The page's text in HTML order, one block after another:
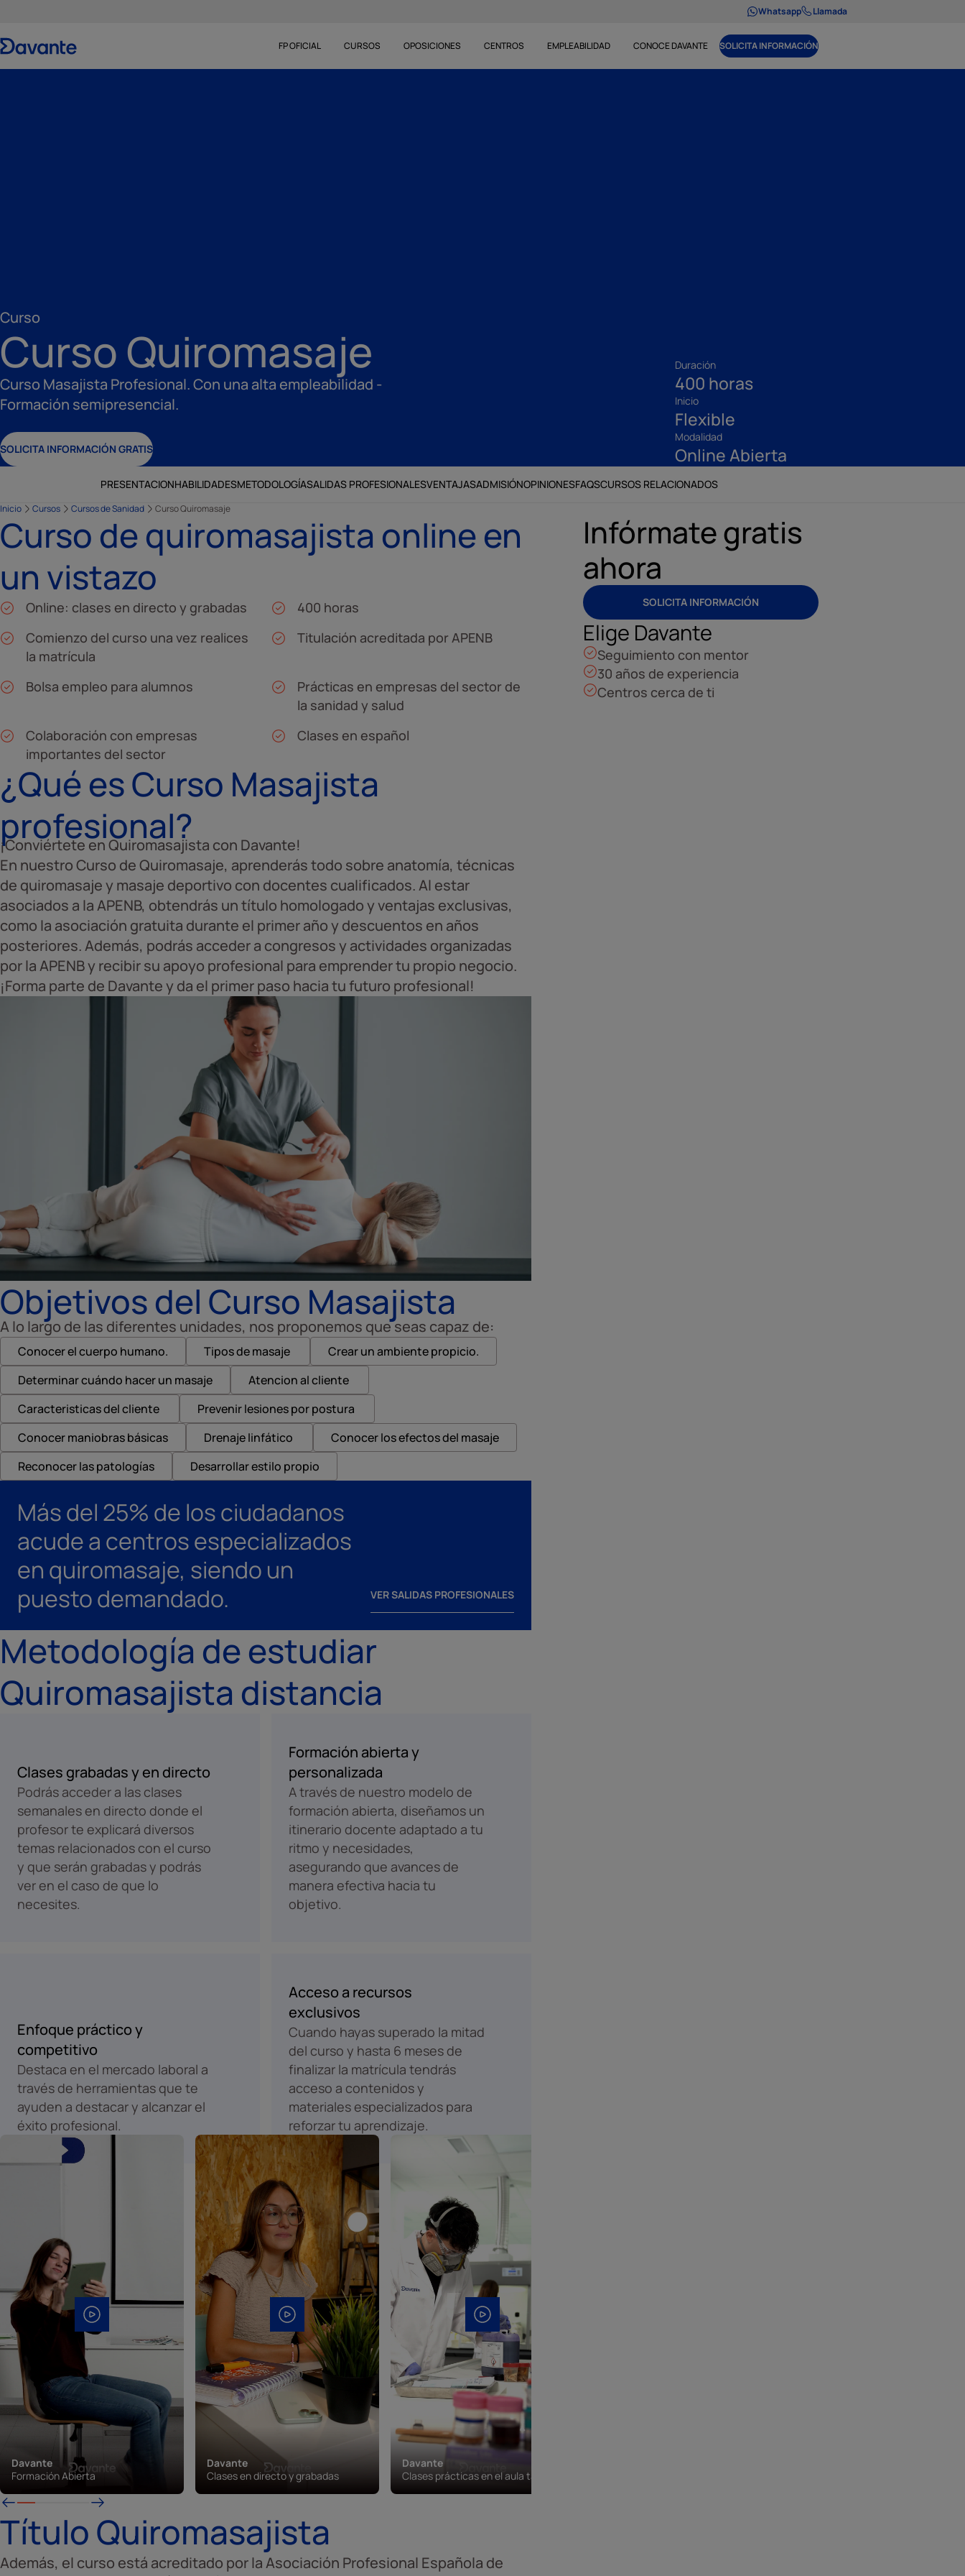
Whatsapp Llamada
FP OFICIAL CURSOS OPOSICIONES CENTROS EMPLEABILIDAD CONOCE DAVANTE SOLICITA INFORMACIÓN
Curso
Curso Quiromasaje
Curso Masajista Profesional. Con una alta empleabilidad -
Formación semipresencial.
SOLICITA INFORMACIÓN GRATIS
Duración
400 horas
Inicio
Flexible
Modalidad
Online Abierta
PRESENTACIONHABILIDADESMETODOLOGÍASALIDAS PROFESIONALESVENTAJASADMISIÓNOPINIONESFAQSCURSOS RELACIONADOS
Inicio Cursos Cursos de Sanidad Curso Quiromasaje
Curso de quiromasajista online en
un vistazo
Online: clases en directo y grabadas
400 horas
Comienzo del curso una vez realices
la matrícula
Titulación acreditada por APENB
Bolsa empleo para alumnos
Prácticas en empresas del sector de
la sanidad y salud
Colaboración con empresas
importantes del sector
Clases en español
¿Qué es Curso Masajista
profesional?
¡Conviértete en Quiromasajista con Davante!
En nuestro Curso de Quiromasaje, aprenderás todo sobre anatomía, técnicas
de quiromasaje y masaje deportivo con docentes cualificados. Al estar
asociados a la APENB, obtendrás un título homologado y ventajas exclusivas,
como la asociación gratuita durante el primer año y descuentos en años
posteriores. Además, podrás acceder a congresos y actividades organizadas
por la APENB y recibir su apoyo profesional para emprender tu propio negocio.
¡Forma parte de Davante y da el primer paso hacia tu futuro profesional!
Objetivos del Curso Masajista
A lo largo de las diferentes unidades, nos proponemos que seas capaz de:
Conocer el cuerpo humano. Tipos de masaje
Crear un ambiente propicio.
Determinar cuándo hacer un masaje
Atencion al cliente
Caracteristicas del cliente
Prevenir lesiones por postura
Conocer maniobras básicas
Drenaje linfático
Conocer los efectos del masaje
Reconocer las patologías
Desarrollar estilo propio
Más del 25% de los ciudadanos
acude a centros especializados
en quiromasaje, siendo un
puesto demandado.
VER SALIDAS PROFESIONALES
Metodología de estudiar
Quiromasajista distancia
Clases grabadas y en directo
Podrás acceder a las clases
semanales en directo donde el
profesor te explicará diversos
temas relacionados con el curso
y que serán grabadas y podrás
ver en el caso de que lo
necesites.
Formación abierta y
personalizada
A través de nuestro modelo de
formación abierta, diseñamos un
itinerario docente adaptado a tu
ritmo y necesidades,
asegurando que avances de
manera efectiva hacia tu
objetivo.
Enfoque práctico y
competitivo
Destaca en el mercado laboral a
través de herramientas que te
ayuden a destacar y alcanzar el
éxito profesional.
Acceso a recursos
exclusivos
Cuando hayas superado la mitad
del curso y hasta 6 meses de
finalizar la matrícula tendrás
acceso a contenidos y
materiales especializados para
reforzar tu aprendizaje.
Davante
Formación Abierta
Davante
Clases en directo y grabadas
Davante
Clases prácticas en el aula taller
Título Quiromasajista
Además, el curso está acreditado por la Asociación Profesional Española de
Infórmate gratis
ahora
SOLICITA INFORMACIÓN
Elige Davante
Seguimiento con mentor
30 años de experiencia
Centros cerca de ti